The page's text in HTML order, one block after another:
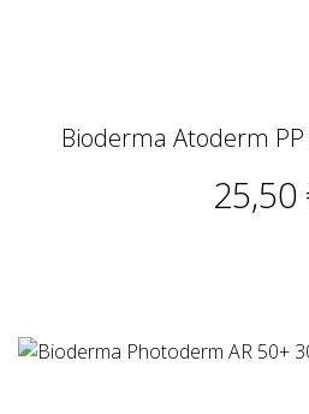
Bioderma Atoderm
25,50